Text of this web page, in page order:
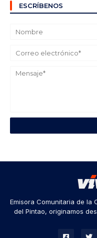
ESCRÍBENOS
Emisora Comunitaria de la
del Pintao, originamos